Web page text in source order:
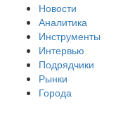
Новости
Аналитика
Инструменты
Интервью
Подрядчики
Рынки
Города